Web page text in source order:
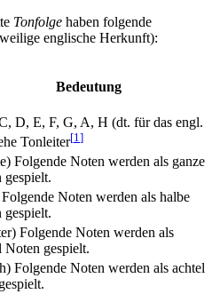
Tonfolge haben folgende
englische Herkunft):
Bedeutung
D, E, F, G, A, H (dt. für das engl.
Tonleiter[1 ]
Folgende Noten werden als ganze
gespielt.
Noten werden als halbe
gespielt.
Folgende Noten werden als
Noten gespielt.
Folgende Noten werden als achtel